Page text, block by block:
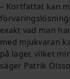
– Kortfattat kan
exakt vad man
med mjukvaran
på lager, vilket
säger Patrik